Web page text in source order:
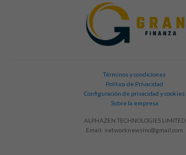
Términos y condiciones
Política de Privacidad
Configuración de privacidad y cookies
Sobre la empresa
ALPHAZEN TECHNOLOGIES LIMITED
Email: networknewsinc@gmail.com